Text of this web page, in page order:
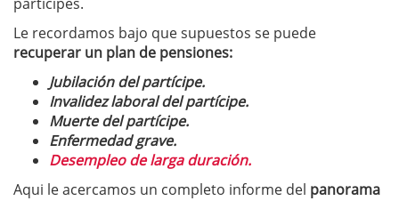
Le recordamos bajo que supuestos se puede
recuperar un plan de pensiones:
Jubilación del partícipe.
Invalidez laboral del partícipe.
Muerte del partícipe.
Enfermedad grave.
Desempleo de larga duración.
Aqui le acercamos un completo informe del panorama